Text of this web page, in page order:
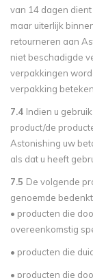
van 14 dagen
maar uiterlijk
retourneren aan
niet beschadigde
verpakkingen
verpakking
7.4 Indien u
product/de
Astonishing uw
als dat u heeft
7.5 De volgende
genoemde
• producten die
overeenkomstig
• producten die
• producten die